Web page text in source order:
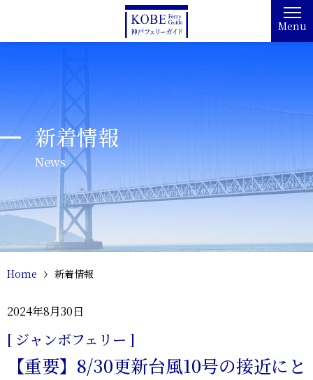
Menu
新着情報
News
Home 新着情報
2024年8月30日
[ ジャンボフェリー ]
【重要】8/30更新台風10号の接近にと